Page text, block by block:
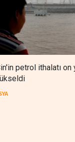
petrol ithalatı on